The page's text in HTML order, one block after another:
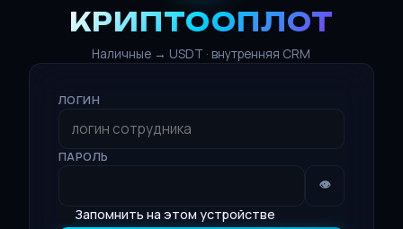
КРИПТООПЛОТ
Наличные → USDT · внутренняя CRM
ЛОГИН
ПАРОЛЬ
👁
Запомнить на этом устройстве